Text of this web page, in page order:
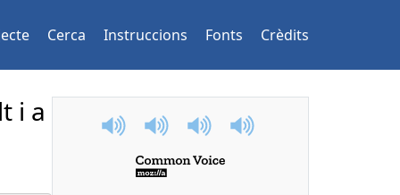
Cerca Instruccions Fonts Crèdits
i a